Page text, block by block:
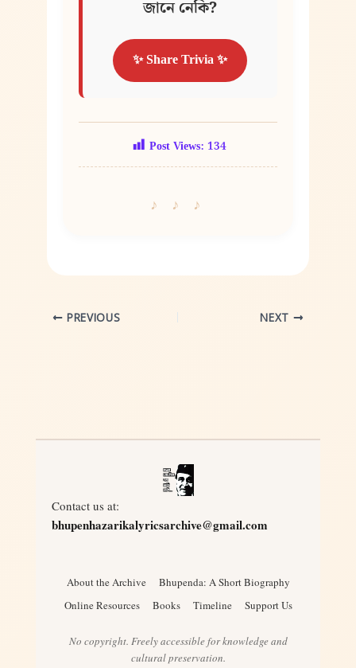
জানে নেকি?
✨ Share Trivia ✨
Post Views: 134
PREVIOUS NEXT
Contact us at:
bhupenhazarikalyricsarchive@gmail.com
About the Archive
Bhupenda: A Short Biography
Online Resources
Books Timeline Support Us
No copyright. Freely accessible for knowledge and
cultural preservation.